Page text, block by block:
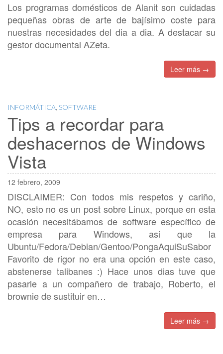
Los programas domésticos de Alanit son cuidadas
pequeñas obras de arte de bajísimo coste para
nuestras necesidades del dia a dia. A destacar su
gestor documental AZeta.
Leer más →
INFORMÁTICA, SOFTWARE
Tips a recordar para
deshacernos de Windows
Vista
12 febrero, 2009
DISCLAIMER: Con todos mis respetos y cariño,
NO, esto no es un post sobre Linux, porque en esta
ocasión necesitábamos de software específico de
empresa para Windows, asi que la
Ubuntu/Fedora/Debian/Gentoo/PongaAquiSuSabor
Favorito de rigor no era una opción en este caso,
abstenerse talibanes :) Hace unos dias tuve que
pasarle a un compañero de trabajo, Roberto, el
brownie de sustituir en…
Leer más →